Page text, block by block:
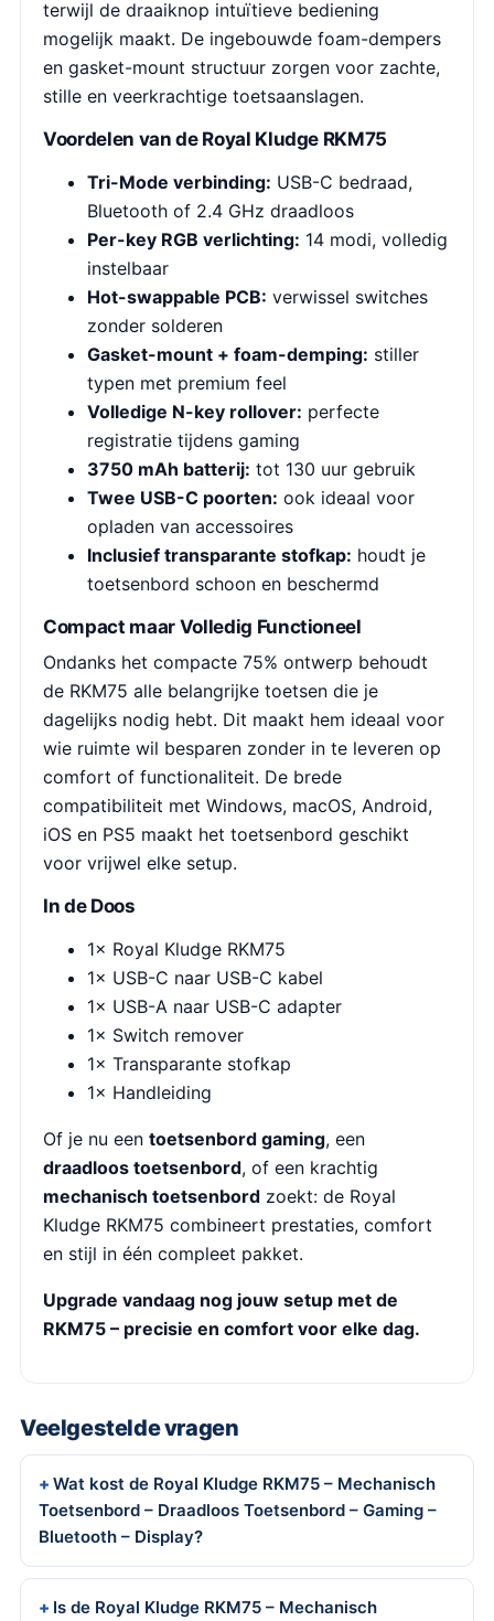
terwijl de draaiknop intuïtieve bediening
mogelijk maakt. De ingebouwde foam-dempers
en gasket-mount structuur zorgen voor zachte,
stille en veerkrachtige toetsaanslagen.
Voordelen van de Royal Kludge RKM75
Tri-Mode verbinding: USB-C bedraad,
Bluetooth of 2.4 GHz draadloos
Per-key RGB verlichting: 14 modi, volledig
instelbaar
Hot-swappable PCB: verwissel switches
zonder solderen
Gasket-mount + foam-demping: stiller
typen met premium feel
Volledige N-key rollover: perfecte
registratie tijdens gaming
3750 mAh batterij: tot 130 uur gebruik
Twee USB-C poorten: ook ideaal voor
opladen van accessoires
Inclusief transparante stofkap: houdt je
toetsenbord schoon en beschermd
Compact maar Volledig Functioneel
Ondanks het compacte 75% ontwerp behoudt
de RKM75 alle belangrijke toetsen die je
dagelijks nodig hebt. Dit maakt hem ideaal voor
wie ruimte wil besparen zonder in te leveren op
comfort of functionaliteit. De brede
compatibiliteit met Windows, macOS, Android,
iOS en PS5 maakt het toetsenbord geschikt
voor vrijwel elke setup.
In de Doos
1× Royal Kludge RKM75
1× USB-C naar USB-C kabel
1× USB-A naar USB-C adapter
1× Switch remover
1× Transparante stofkap
1× Handleiding
Of je nu een toetsenbord gaming, een
draadloos toetsenbord, of een krachtig
mechanisch toetsenbord zoekt: de Royal
Kludge RKM75 combineert prestaties, comfort
en stijl in één compleet pakket.
Upgrade vandaag nog jouw setup met de
RKM75 – precisie en comfort voor elke dag.
Veelgestelde vragen
Wat kost de Royal Kludge RKM75 – Mechanisch
Toetsenbord – Draadloos Toetsenbord – Gaming –
Bluetooth – Display?
Is de Royal Kludge RKM75 – Mechanisch